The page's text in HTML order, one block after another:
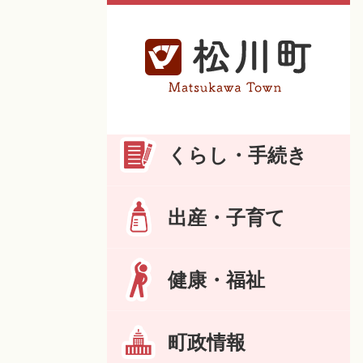
くらし・手続き
出産・子育て
健康・福祉
町政情報